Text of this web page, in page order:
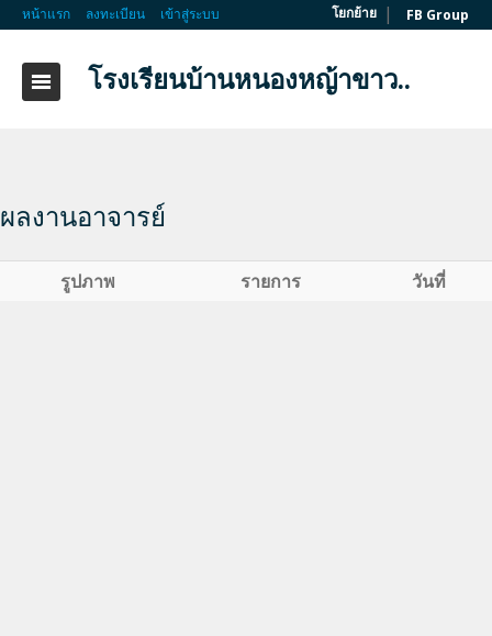
หน้าแรก ลงทะเบียน เข้าสู่ระบบ โยกย้าย | FB Group
โรงเรียนบ้านหนองหญ้าขาว..
ผลงานอาจารย์
รูปภาพ รายการ วันที่